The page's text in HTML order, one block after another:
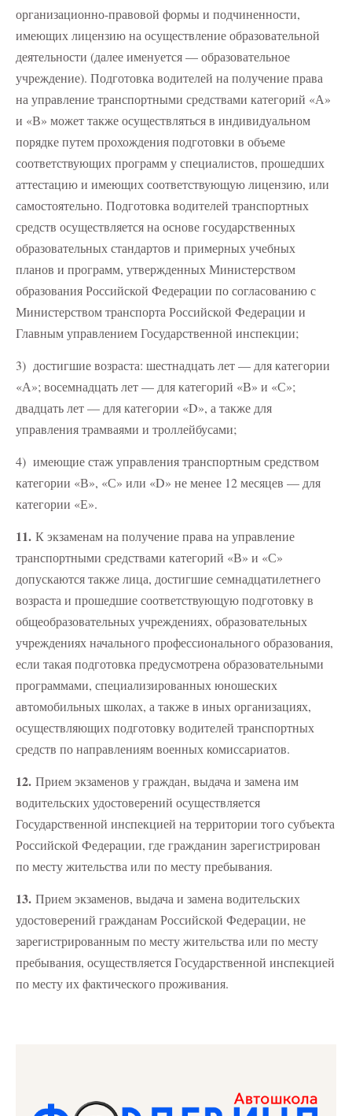
организационно-правовой формы и подчиненности,
имеющих лицензию на осуществление образовательной
деятельности (далее именуется — образовательное
учреждение). Подготовка водителей на получение права
на управление транспортными средствами категорий «А»
и «В» может также осуществляться в индивидуальном
порядке путем прохождения подготовки в объеме
соответствующих программ у специалистов, прошедших
аттестацию и имеющих соответствующую лицензию, или
самостоятельно. Подготовка водителей транспортных
средств осуществляется на основе государственных
образовательных стандартов и примерных учебных
планов и программ, утвержденных Министерством
образования Российской Федерации по согласованию с
Министерством транспорта Российской Федерации и
Главным управлением Государственной инспекции;
3) достигшие возраста: шестнадцать лет — для категории
«А»; восемнадцать лет — для категорий «В» и «С»;
двадцать лет — для категории «D», а также для
управления трамваями и троллейбусами;
4) имеющие стаж управления транспортным средством
категории «В», «С» или «D» не менее 12 месяцев — для
категории «Е».
11. К экзаменам на получение права на управление
транспортными средствами категорий «В» и «С»
допускаются также лица, достигшие семнадцатилетнего
возраста и прошедшие соответствующую подготовку в
общеобразовательных учреждениях, образовательных
учреждениях начального профессионального образования,
если такая подготовка предусмотрена образовательными
программами, специализированных юношеских
автомобильных школах, а также в иных организациях,
осуществляющих подготовку водителей транспортных
средств по направлениям военных комиссариатов.
12. Прием экзаменов у граждан, выдача и замена им
водительских удостоверений осуществляется
Государственной инспекцией на территории того субъекта
Российской Федерации, где гражданин зарегистрирован
по месту жительства или по месту пребывания.
13. Прием экзаменов, выдача и замена водительских
удостоверений гражданам Российской Федерации, не
зарегистрированным по месту жительства или по месту
пребывания, осуществляется Государственной инспекцией
по месту их фактического проживания.